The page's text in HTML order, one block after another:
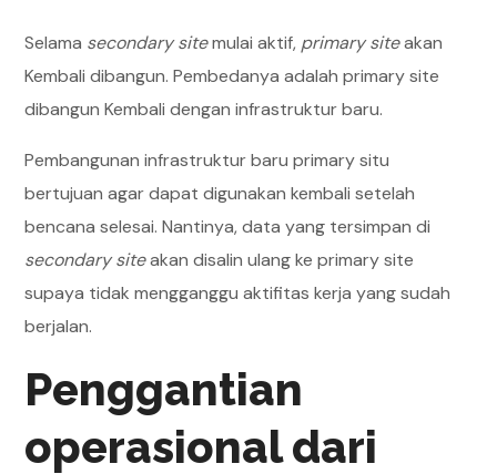
Selama secondary sitemulai aktif, primary siteakan
Kembali dibangun. Pembedanya adalah primary site
dibangun Kembali dengan infrastruktur baru.
Pembangunan infrastruktur baru primary situ
bertujuan agar dapat digunakan kembali setelah
bencana selesai. Nantinya, data yang tersimpan di
secondary siteakan disalin ulang ke primary site
supaya tidak mengganggu aktifitas kerja yang sudah
berjalan.
Penggantian
operasional dari